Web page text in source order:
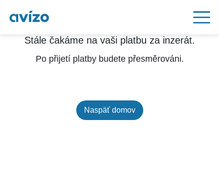
Stále čakáme na vaši platbu za inzerát.
Po přijetí platby budete přesměrováni.
Naspäť domov